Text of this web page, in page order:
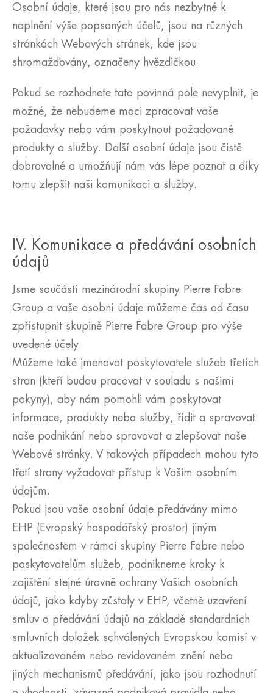
Osobní údaje, které jsou pro nás nezbytné k
naplnění výše popsaných účelů, jsou na různých
stránkách Webových stránek, kde jsou
shromažďovány, označeny hvězdičkou.
Pokud se rozhodnete tato povinná pole nevyplnit, je
možné, že nebudeme moci zpracovat vaše
požadavky nebo vám poskytnout požadované
produkty a služby. Další osobní údaje jsou čistě
dobrovolné a umožňují nám vás lépe poznat a díky
tomu zlepšit naši komunikaci a služby.
IV. Komunikace a předávání osobních
údajů
Jsme součástí mezinárodní skupiny Pierre Fabre
Group a vaše osobní údaje můžeme čas od času
zpřístupnit skupině Pierre Fabre Group pro výše
uvedené účely.
Můžeme také jmenovat poskytovatele služeb třetích
stran (kteří budou pracovat v souladu s našimi
pokyny), aby nám pomohli vám poskytovat
informace, produkty nebo služby, řídit a spravovat
naše podnikání nebo spravovat a zlepšovat naše
Webové stránky. V takových případech mohou tyto
třetí strany vyžadovat přístup k Vašim osobním
údajům.
Pokud jsou vaše osobní údaje předávány mimo
EHP (Evropský hospodářský prostor) jiným
společnostem v rámci skupiny Pierre Fabre nebo
poskytovatelům služeb, podnikneme kroky k
zajištění stejné úrovně ochrany Vašich osobních
údajů, jako kdyby zůstaly v EHP, včetně uzavření
smluv o předávání údajů na základě standardních
smluvních doložek schválených Evropskou komisí v
aktualizovaném nebo revidovaném znění nebo
jiných mechanismů předávání, jako jsou rozhodnutí